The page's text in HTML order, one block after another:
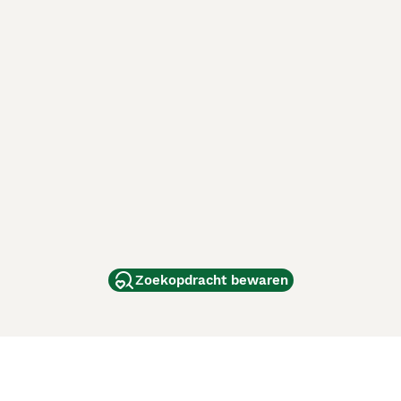
Zoekopdracht bewaren